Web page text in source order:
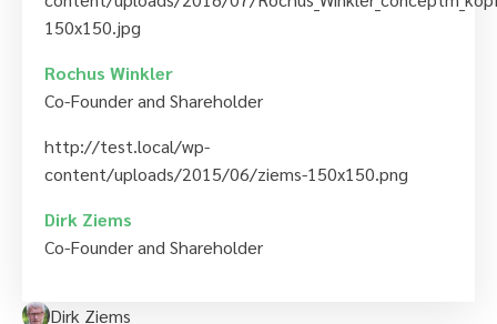
150x150.jpg
Rochus Winkler
Co-Founder and Shareholder
http://test.local/wp-
content/uploads/2015/06/ziems-150x150.png
Dirk Ziems
Co-Founder and Shareholder
Dirk Ziems